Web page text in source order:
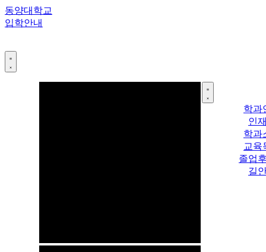
콘
텐
건
너
동양대학교
입학안내
학과
인
학과
교육
졸업
길